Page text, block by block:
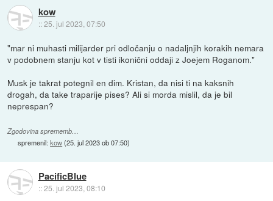
kow
::25. jul 2023, 07:50
"mar ni muhasti milijarder pri odločanju o nadaljnjih korakih nemara
v podobnem stanju kot v tisti ikonični oddaji z Joejem Roganom."
Musk je takrat potegnil en dim. Kristan, da nisi ti na kaksnih
drogah, da take traparije pises? Ali si morda mislil, da je bil
neprespan?
Zgodovina sprememb…
spremenil:kow(25. jul 2023 ob 07:50)
PacificBlue
::25. jul 2023, 08:10